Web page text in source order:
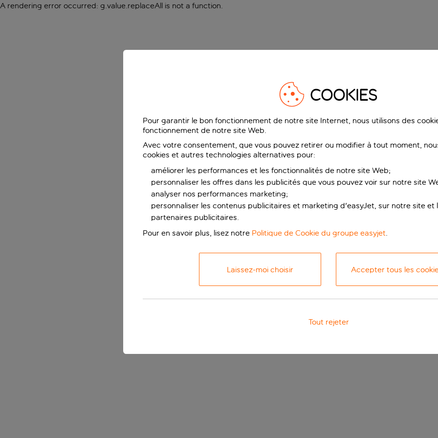
A rendering error occurred: g.value.replaceAll is not a function.
COOKIES
Pour garantir le bon fonctionnement de notre site Internet, nous utilisons des
fonctionnement de notre site Web.
Avec votre consentement, que vous pouvez retirer ou modifier à tout moment,
cookies et autres technologies alternatives pour:
améliorer les performances et les fonctionnalités de notre site Web;
personnaliser les offres dans les publicités que vous pouvez voir sur notre site
analyser nos performances marketing;
personnaliser les contenus publicitaires et marketing d'easyJet, sur notre site et
partenaires publicitaires.
Pour en savoir plus, lisez notre Politique de Cookie du groupe easyjet.
Laissez-moi choisir Accepter tous les
Tout rejeter